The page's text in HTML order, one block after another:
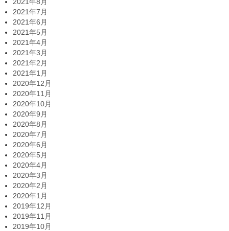
2021年8月
2021年7月
2021年6月
2021年5月
2021年4月
2021年3月
2021年2月
2021年1月
2020年12月
2020年11月
2020年10月
2020年9月
2020年8月
2020年7月
2020年6月
2020年5月
2020年4月
2020年3月
2020年2月
2020年1月
2019年12月
2019年11月
2019年10月